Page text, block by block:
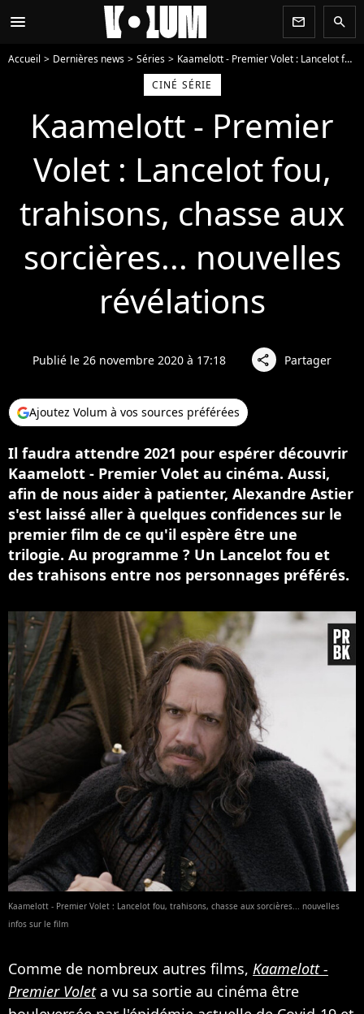
menu newsletter search
Accueil Dernières news Séries
Kaamelott - Premier Volet : Lancelot fou, trahisons, chasse aux sorcières... nouvelles révélations
CINÉ SÉRIE
Kaamelott - Premier
Volet : Lancelot fou,
trahisons, chasse aux
sorcières... nouvelles
révélations
Publié le 26 novembre 2020 à 17:18 share Partager
Ajoutez Volum à vos sources préférées
Il faudra attendre 2021 pour espérer découvrir
Kaamelott - Premier Volet au cinéma. Aussi,
afin de nous aider à patienter, Alexandre Astier
s'est laissé aller à quelques confidences sur le
premier film de ce qu'il espère être une
trilogie. Au programme ? Un Lancelot fou et
des trahisons entre nos personnages préférés.
Kaamelott - Premier Volet : Lancelot fou, trahisons, chasse aux sorcières... nouvelles
infos sur le film
Comme de nombreux autres films, Kaamelott -
Premier Voleta vu sa sortie au cinéma être